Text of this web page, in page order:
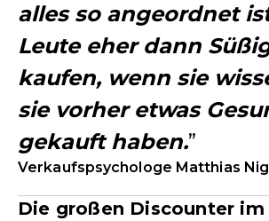
alles so angeordnet
Leute eher dann
kaufen, wenn sie
sie vorher etwas
gekauft haben.
Verkaufspsychologe Matthias
Die großen Discounter im